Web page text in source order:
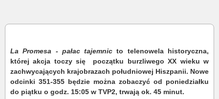
La Promesa - pałac tajemnic to telenowela historyczna,
której akcja toczy się początku burzliwego XX wieku w
zachwycających krajobrazach południowej Hiszpanii. Nowe
odcinki 351-355 będzie można zobaczyć od poniedziałku
do piątku o godz. 15:05 w TVP2, trwają ok. 45 minut.